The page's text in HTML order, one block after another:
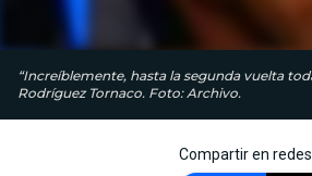
“Increíblemente, hasta la segunda vuelta
Rodríguez Tornaco. Foto: Archivo.
Compartir en redes